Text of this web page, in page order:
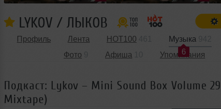
LYKOV / ЛЫКОВ
Профиль Лента HOT100
Музыка
6
Фото
Афиша Упоминания
Подкаст: Lykov – Mini Sound Box Volume
Mixtape)